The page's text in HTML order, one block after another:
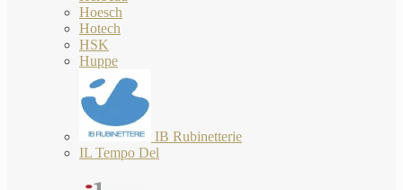
Hoesch
Hotech
HSK
Huppe
IB Rubinetterie
IL Tempo Del